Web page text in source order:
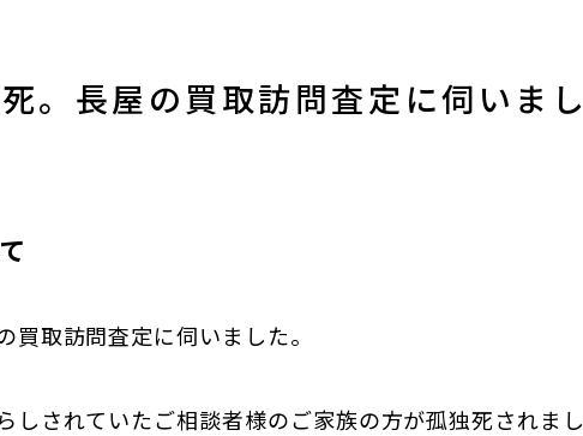
。長屋の買取訪問査定に伺いまし
買取訪問査定に伺いました。
しされていたご相談者様のご家族の方が孤独死されまし